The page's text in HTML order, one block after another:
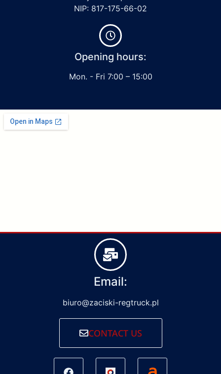
NIP: 817-175-66-02
Opening hours:
Mon. - Fri 7:00 – 15:00
Email:
biuro@zaciski-regtruck.pl
CONTACT US